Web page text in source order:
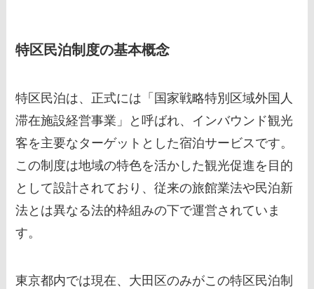
特区民泊制度の基本概念
特区民泊は、正式には「国家戦略特別区域外国人
滞在施設経営事業」と呼ばれ、インバウンド観光
客を主要なターゲットとした宿泊サービスです。
この制度は地域の特色を活かした観光促進を目的
として設計されており、従来の旅館業法や民泊新
法とは異なる法的枠組みの下で運営されていま
す。
東京都内では現在、大田区のみがこの特区民泊制